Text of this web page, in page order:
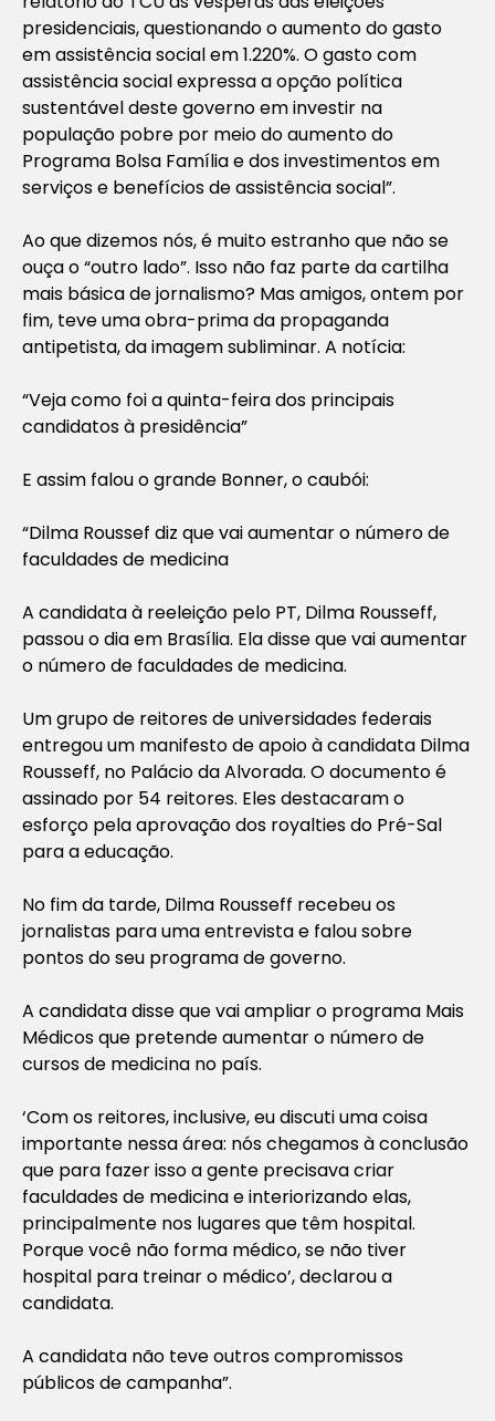
presidenciais, questionando o aumento do gasto
em assistência social em 1.220%. O gasto com
assistência social expressa a opção política
sustentável deste governo em investir na
população pobre por meio do aumento do
Programa Bolsa Família e dos investimentos em
serviços e benefícios de assistência social”.
Ao que dizemos nós, é muito estranho que não se
ouça o “outro lado”. Isso não faz parte da cartilha
mais básica de jornalismo? Mas amigos, ontem por
fim, teve uma obra-prima da propaganda
antipetista, da imagem subliminar. A notícia:
“Veja como foi a quinta-feira dos principais
candidatos à presidência”
E assim falou o grande Bonner, o caubói:
“Dilma Roussef diz que vai aumentar o número de
faculdades de medicina
A candidata à reeleição pelo PT, Dilma Rousseff,
passou o dia em Brasília. Ela disse que vai aumentar
o número de faculdades de medicina.
Um grupo de reitores de universidades federais
entregou um manifesto de apoio à candidata Dilma
Rousseff, no Palácio da Alvorada. O documento é
assinado por 54 reitores. Eles destacaram o
esforço pela aprovação dos royalties do Pré-Sal
para a educação.
No fim da tarde, Dilma Rousseff recebeu os
jornalistas para uma entrevista e falou sobre
pontos do seu programa de governo.
A candidata disse que vai ampliar o programa Mais
Médicos que pretende aumentar o número de
cursos de medicina no país.
‘Com os reitores, inclusive, eu discuti uma coisa
importante nessa área: nós chegamos à conclusão
que para fazer isso a gente precisava criar
faculdades de medicina e interiorizando elas,
principalmente nos lugares que têm hospital.
Porque você não forma médico, se não tiver
hospital para treinar o médico’, declarou a
candidata.
A candidata não teve outros compromissos
públicos de campanha”.